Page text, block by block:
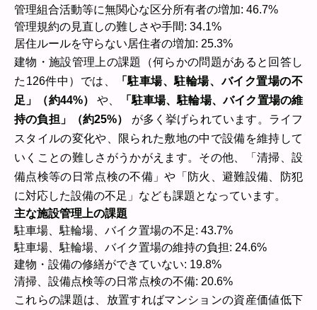
管理組合活動等に無関心な区分所有者の増加: 46.7%
管理規約の見直しの難しさや手間: 34.1%
居住ルールを守らない居住者の増加: 25.3%
建物・施設管理上の課題（何らかの問題があると回答し
た126件中）では、
「駐車場、駐輪場、バイク置場の不
足」（約44%）
や、
「駐車場、駐輪場、バイク置場の維
持の負担」（約25%）
が多く挙げられています。ライフ
スタイルの変化や、限られた敷地の中で設備を維持して
いくことの難しさがうかがえます。その他、「清掃、設
備点検等の日常点検の不備」や「防火、避難設備、防犯
に対応した設備の不足」なども課題となっています。
主な施設管理上の課題
駐車場、駐輪場、バイク置場の不足: 43.7%
駐車場、駐輪場、バイク置場の維持の負担: 24.6%
建物・設備の修繕ができていない: 19.8%
清掃、設備点検等の日常点検の不備: 20.6%
これらの課題は、放置すればマンションの資産価値低下